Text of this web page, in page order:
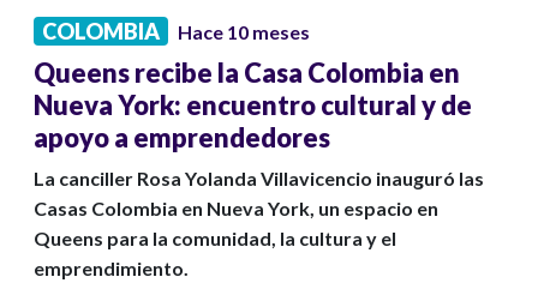
COLOMBIA Hace 10 meses
Queens recibe la Casa Colombia en
Nueva York: encuentro cultural y de
apoyo a emprendedores
La canciller Rosa Yolanda Villavicencio inauguró las
Casas Colombia en Nueva York, un espacio en
Queens para la comunidad, la cultura y el
emprendimiento.